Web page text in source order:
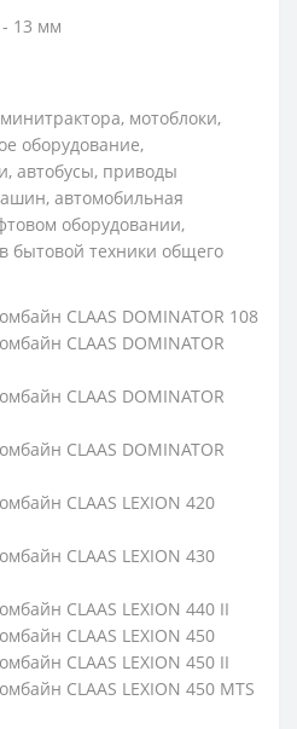
13 мм
мотоблоки,
оборудование,
автобусы, приводы
автомобильная
оборудовании,
бытовой техники общего
CLAAS DOMINATOR 108
CLAAS DOMINATOR
CLAAS DOMINATOR
CLAAS DOMINATOR
CLAAS LEXION 420
CLAAS LEXION 430
CLAAS LEXION 440 II
CLAAS LEXION 450
CLAAS LEXION 450 II
CLAAS LEXION 450 MTS